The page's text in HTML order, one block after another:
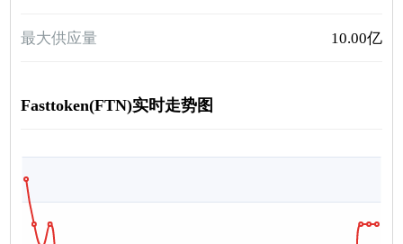
最大供应量 10.00亿
Fasttoken(FTN)实时走势图